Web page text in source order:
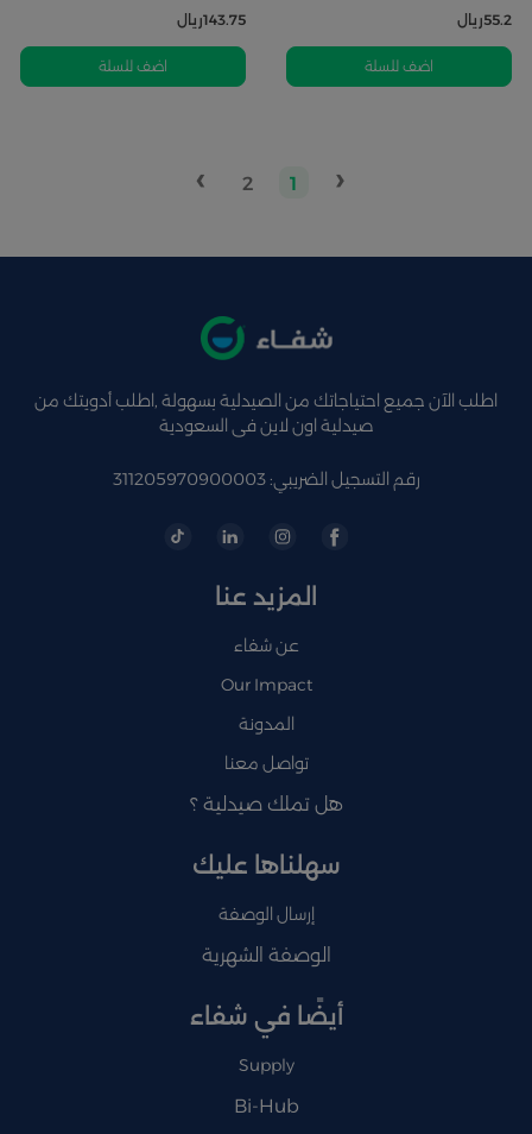
55.2ريال
اضف للسلة
143.75ريال
اضف للسلة
‹
1
2
›
اطلب الآن جميع احتياجاتك من الصيدلية بسهولة ,اطلب أدويتك من
صيدلية اون لاين فى السعودية
رقم التسجيل الضريبي: 311205970900003
المزيد عنا
عن شفاء
Our Impact
المدونة
تواصل معنا
هل تملك صيدلية ؟
سهلناها عليك
إرسال الوصفة
الوصفة الشهرية
أيضًا في شفاء
Supply
Bi-Hub